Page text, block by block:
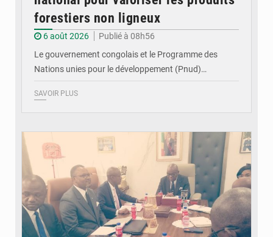
forestiers non ligneux
6 août 2026
Publié à 08h56
Le gouvernement congolais et le Programme des
Nations unies pour le développement (Pnud)…
SAVOIR PLUS